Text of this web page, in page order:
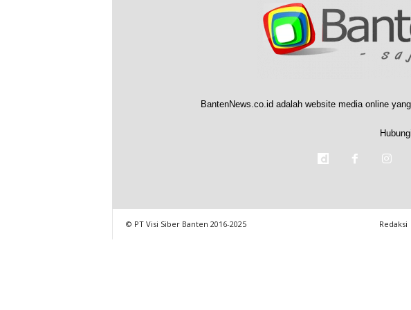
BantenNews.co.id adalah website media online
Redaksi
© PT Visi Siber Banten 2016-2025